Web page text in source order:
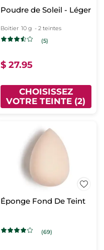
Poudre de Soleil - Léger
Boitier 10 g - 2 teintes
(5)
$ 27.95
CHOISISSEZ
VOTRE TEINTE (2)
Éponge Fond De Teint
(69)